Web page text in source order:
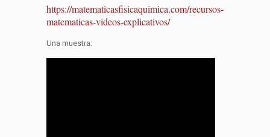
https://matematicasfisicaquimica.com/recursos-
matematicas-videos-explicativos/
Una muestra: